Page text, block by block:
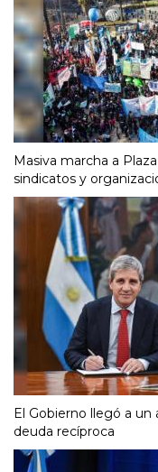
Masiva marcha a
sindicatos y
El Gobierno llegó a
deuda recíproca